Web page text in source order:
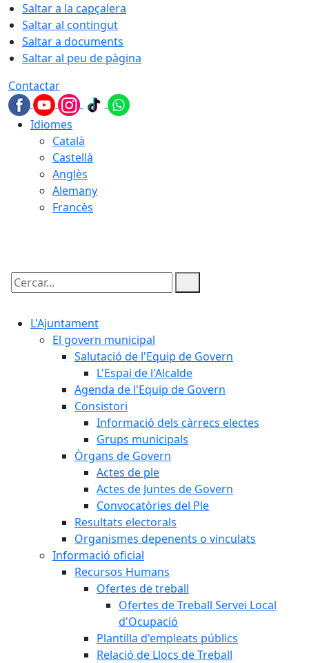
Saltar a la capçalera
Saltar al contingut
Saltar a documents
Saltar al peu de pàgina
Contactar
Idiomes
Català
Castellà
Anglès
Alemany
Francès
Cercar:
L'Ajuntament
El govern municipal
Salutació de l'Equip de Govern
L'Espai de l'Alcalde
Agenda de l'Equip de Govern
Consistori
Informació dels càrrecs electes
Grups municipals
Òrgans de Govern
Actes de ple
Actes de Juntes de Govern
Convocatòries del Ple
Resultats electorals
Organismes depenents o vinculats
Informació oficial
Recursos Humans
Ofertes de treball
Ofertes de Treball Servei Local
d'Ocupació
Plantilla d'empleats públics
Relació de Llocs de Treball